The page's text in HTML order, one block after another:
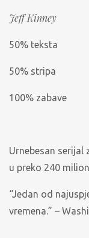
Jeff Kinney
50% teksta
50% stripa
100% zabave
Urnebesan serijal
u preko 240
“Jedan od
vremena.” –